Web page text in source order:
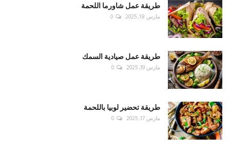
طريقة عمل شاورما اللحمة
مارس 18, 2025 0
طريقة عمل صيادية السمك
مارس 19, 2025 0
طريقة تحضير لوبيا باللحمة
مارس 17, 2025 0